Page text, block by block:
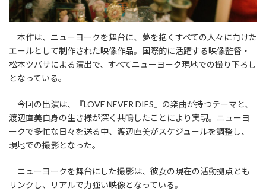
本作は、ニューヨークを舞台に、夢を抱くすべての人々に向けた
エールとして制作された映像作品。国際的に活躍する映像監督・
松本ツバサによる演出で、すべてニューヨーク現地での撮り下ろし
となっている。
今回の出演は、『LOVE NEVER DIES』の楽曲が持つテーマと、
渡辺直美自身の生き様が深く共鳴したことにより実現。ニューヨ
ークで多忙な日々を送る中、渡辺直美がスケジュールを調整し、
現地での撮影となった。
ニューヨークを舞台にした撮影は、彼女の現在の活動拠点とも
リンクし、リアルで力強い映像となっている。